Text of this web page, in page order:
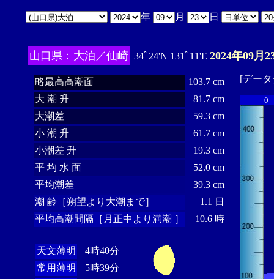
年 月 日
山口県：大泊／仙崎 34ﾟ24'N 131ﾟ11'E 2024年09月
略最高高潮面
103.7 cm
大 潮 升
81.7 cm
大潮差
59.3 cm
小 潮 升
61.7 cm
小潮差 升
19.3 cm
平 均 水 面
52.0 cm
平均潮差
39.3 cm
潮 齢［朔望より大潮まで］
1.1 日
平均高潮間隔［月正中より満潮 ］
10.6 時
天文薄明
4時40分
常用薄明
5時39分
[デー
0